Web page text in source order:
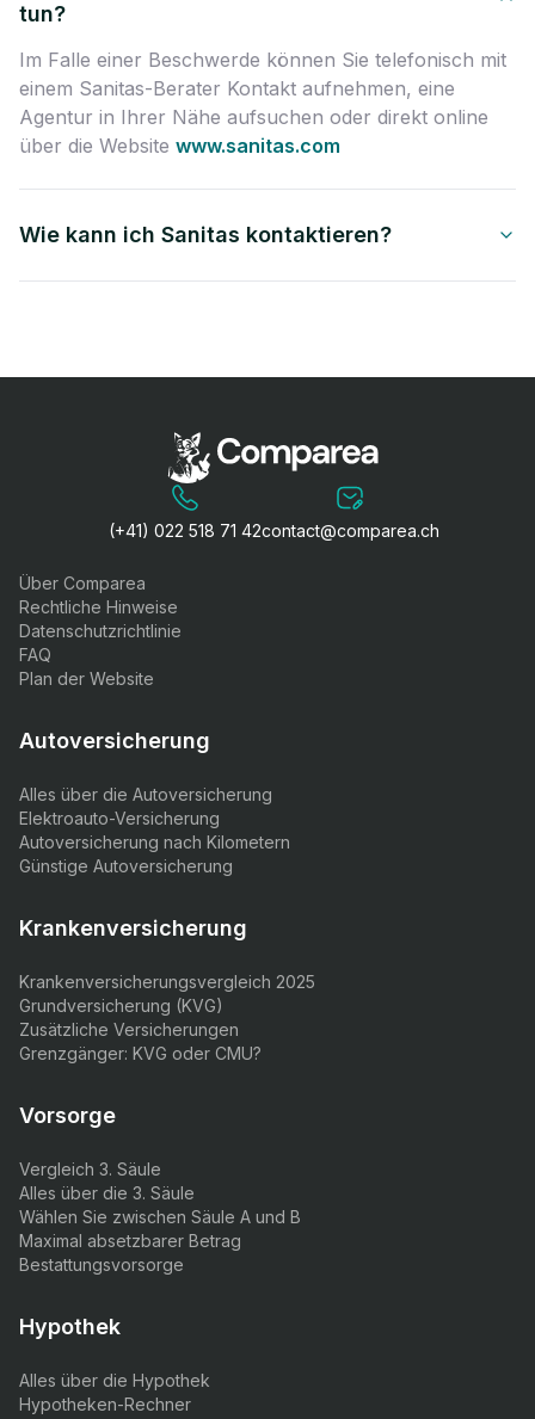
tun?
Im Falle einer Beschwerde können Sie telefonisch mit
einem Sanitas-Berater Kontakt aufnehmen, eine
Agentur in Ihrer Nähe aufsuchen oder direkt online
über die Website www.sanitas.com
Wie kann ich Sanitas kontaktieren?
(+41) 022 518 71 42contact@comparea.ch
Über Comparea
Rechtliche Hinweise
Datenschutzrichtlinie
FAQ
Plan der Website
Autoversicherung
Alles über die Autoversicherung
Elektroauto-Versicherung
Autoversicherung nach Kilometern
Günstige Autoversicherung
Krankenversicherung
Krankenversicherungsvergleich 2025
Grundversicherung (KVG)
Zusätzliche Versicherungen
Grenzgänger: KVG oder CMU?
Vorsorge
Vergleich 3. Säule
Alles über die 3. Säule
Wählen Sie zwischen Säule A und B
Maximal absetzbarer Betrag
Bestattungsvorsorge
Hypothek
Alles über die Hypothek
Hypotheken-Rechner